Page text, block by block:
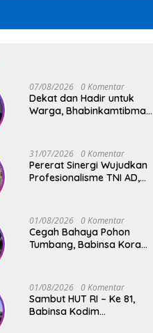
07/08/2026 0 Komentar
Dekat dan Hadir untuk
Warga, Bhabinkamtibmas
31/07/2026 0 Komentar
Pererat Sinergi Wujudkan
Profesionalisme TNI AD,
Pangdivif 3/Kostrad
01/08/2026 0 Komentar
Cegah Bahaya Pohon
Tumbang, Babinsa Koramil
Bakti Pangkas Ranting
Pohon Bersama Warga
Bonto Baddo
01/08/2026 0 Komentar
Sambut HUT RI – Ke 81,
Babinsa Kodim